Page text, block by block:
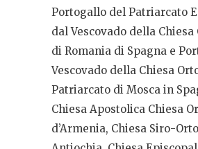
Portogallo del Patriarcato
dal Vescovado della Chiesa
di Romania di Spagna e
Vescovado della Chiesa
Patriarcato di Mosca in
Chiesa Apostolica Chiesa
d’Armenia, Chiesa Siro-